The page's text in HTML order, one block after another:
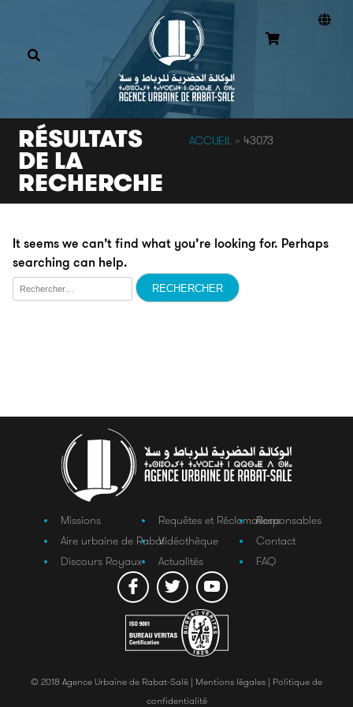
RÉSULTATS
DE LA
RECHERCHE
ACCUEIL » 43073
It seems we can’t find what you’re looking for. Perhaps
searching can help.
Rechercher :
Missions
Aire urbaine de Rabat
Discours Royaux
Requêtes et Réclamations
Vidéothèque
Actualités
Responsables
Contact
FAQ
© 2018 Agence Urbaine de Rabat-Salé | Mentions légales | Politique de
confidentialité